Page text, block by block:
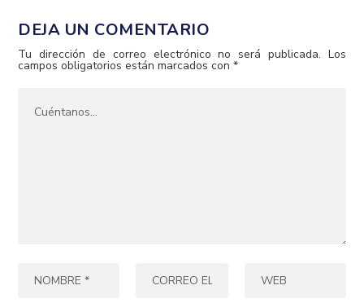
DEJA UN COMENTARIO
Tu dirección de correo electrónico no será publicada. Los
campos obligatorios están marcados con*